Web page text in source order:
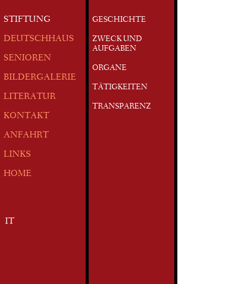
STIFTUNG
DEUTSCHHAUS
SENIOREN
BILDERGALERIE
LITERATUR
KONTAKT
ANFAHRT
LINKS
HOME
IT
GESCHICHTE
ZWECK UND
AUFGABEN
ORGANE
TÄTIGKEITEN
TRANSPARENZ